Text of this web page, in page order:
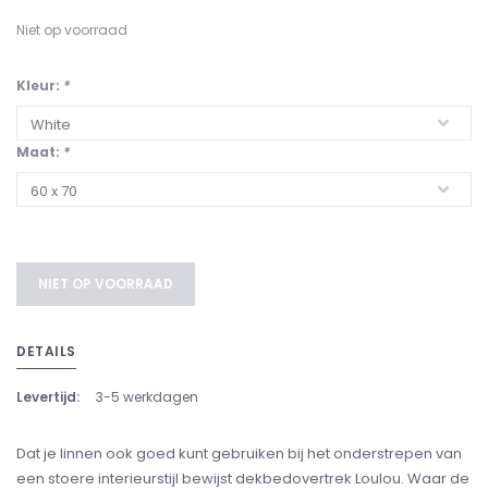
Niet op voorraad
Kleur: *
Maat: *
NIET OP VOORRAAD
DETAILS
Levertijd: 3-5 werkdagen
Dat je linnen ook goed kunt gebruiken bij het onderstrepen van
een stoere interieurstijl bewijst dekbedovertrek Loulou. Waar de